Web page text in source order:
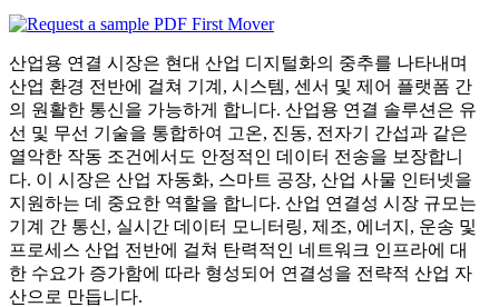
산업용 연결 시장은 현대 산업 디지털화의 중추를 나타내며
산업 환경 전반에 걸쳐 기계, 시스템, 센서 및 제어 플랫폼 간
의 원활한 통신을 가능하게 합니다. 산업용 연결 솔루션은 유
선 및 무선 기술을 통합하여 고온, 진동, 전자기 간섭과 같은
열악한 작동 조건에서도 안정적인 데이터 전송을 보장합니
다. 이 시장은 산업 자동화, 스마트 공장, 산업 사물 인터넷을
지원하는 데 중요한 역할을 합니다. 산업 연결성 시장 규모는
기계 간 통신, 실시간 데이터 모니터링, 제조, 에너지, 운송 및
프로세스 산업 전반에 걸쳐 탄력적인 네트워크 인프라에 대
한 수요가 증가함에 따라 형성되어 연결성을 전략적 산업 자
산으로 만듭니다.